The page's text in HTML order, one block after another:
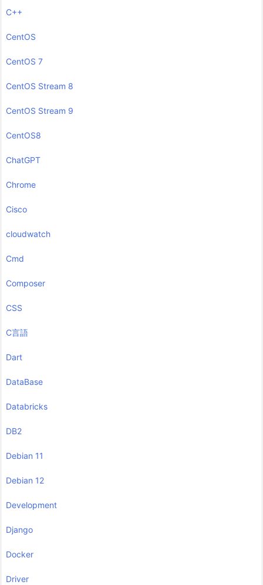
C++
CentOS
CentOS 7
CentOS Stream 8
CentOS Stream 9
CentOS8
ChatGPT
Chrome
Cisco
cloudwatch
Cmd
Composer
CSS
C言語
Dart
DataBase
Databricks
DB2
Debian 11
Debian 12
Development
Django
Docker
Driver